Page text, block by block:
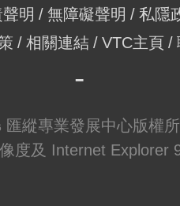
明 無障礙聲明
私隱
相關連結 VTC主頁
匯縱專業發展中心版權
度及 Internet Explorer